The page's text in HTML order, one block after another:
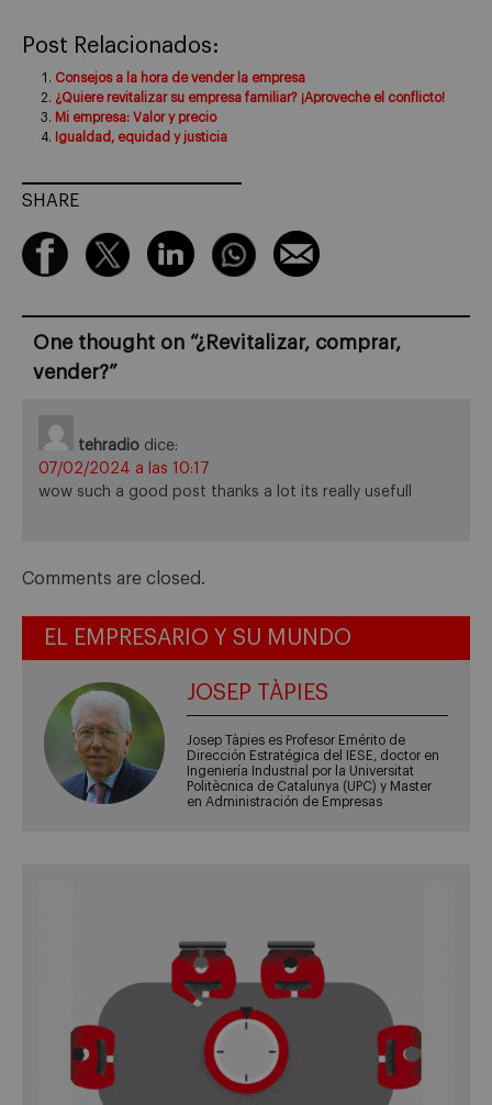
Post Relacionados:
Consejos a la hora de vender la empresa
¿Quiere revitalizar su empresa familiar? ¡Aproveche el conflicto!
Mi empresa: Valor y precio
Igualdad, equidad y justicia
SHARE
One thought on “¿Revitalizar, comprar,
vender?”
tehradio dice:
07/02/2024 a las 10:17
wow such a good post thanks a lot its really usefull
Comments are closed.
EL EMPRESARIO Y SU MUNDO
JOSEP TÀPIES
Josep Tàpies es Profesor Emérito de
Dirección Estratégica del IESE, doctor en
Ingeniería Industrial por la Universitat
Politècnica de Catalunya (UPC) y Master
en Administración de Empresas